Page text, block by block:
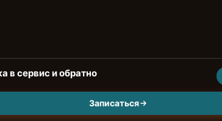
в сервис и обратно
Записаться